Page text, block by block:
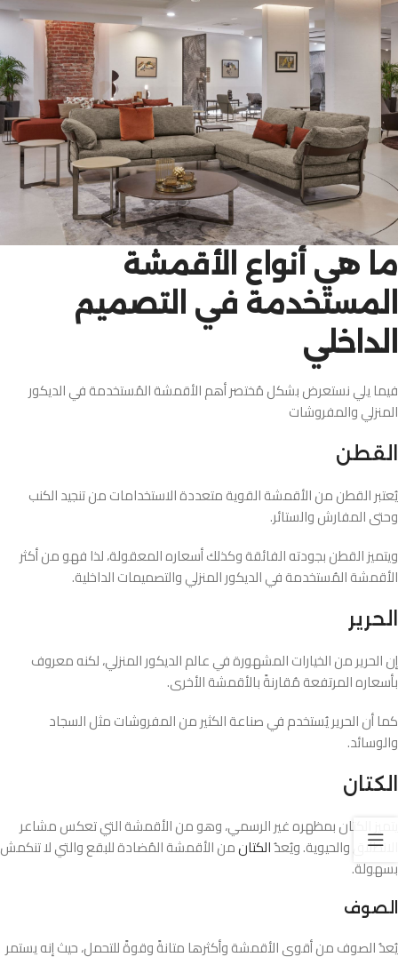
ما هي أنواع الأقمشة
المستخدمة في التصميم
الداخلي
فيما يلي نستعرض بشكل مُختصر أهم الأقمشة المُستخدمة في الديكور
المنزلي والمفروشات
القطن
يُعتبر القطن من الأقمشة القوية متعددة الاستخدامات من تنجيد الكنب
وحتى المفارش والستائر.
ويتميز القطن بجودته الفائقة وكذلك أسعاره المعقولة، لذا فهو من أكثر
الأقمشة المُستخدمة في الديكور المنزلي والتصميمات الداخلية.
الحرير
إن الحرير من الخيارات المشهورة في عالم الديكور المنزلي، لكنه معروف
بأسعاره المرتفعة مُقارنةً بالأقمشة الأخرى.
كما أن الحرير يُستخدم في صناعة الكثير من المفروشات مثل السجاد
والوسائد.
الكتان
يتميز الكتان بمظهره غير الرسمي، وهو من الأقمشة التي تعكس مشاعر
الانطلاق والحيوية. ويُعدُالكتانمن الأقمشة المُضادة للبقع والتي لا تنكمش
بسهولة.
الصوف
يُعدُ الصوف من أقوى الأقمشة وأكثرها متانةً وقوةً للتحمل، حيث إنه يستمر